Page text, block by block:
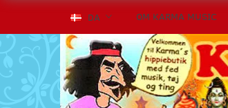
DA OM KARMA MUSIC